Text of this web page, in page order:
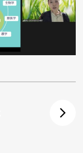
arrow_forward_ios